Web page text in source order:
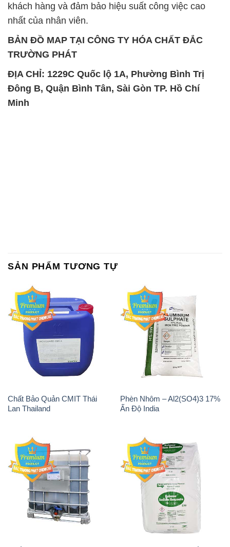
khách hàng và đảm bảo hiệu suất công việc cao
nhất của nhân viên.
BẢN ĐỒ MAP TẠI CÔNG TY HÓA CHẤT ĐẮC
TRƯỜNG PHÁT
ĐỊA CHỈ: 1229C Quốc lộ 1A, Phường Bình Trị
Đông B, Quận Bình Tân, Sài Gòn TP. Hồ Chí
Minh
SẢN PHẨM TƯƠNG TỰ
Chất Bảo Quản CMIT Thái
Lan Thailand
Phèn Nhôm – Al2(SO4)3 17%
Ấn Độ India